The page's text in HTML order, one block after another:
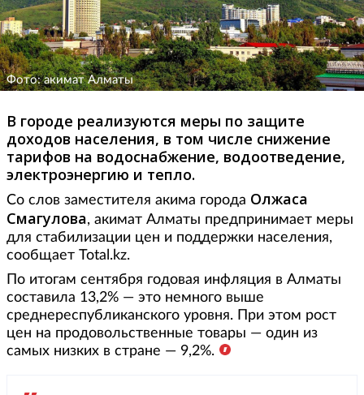
Фото: акимат Алматы
В городе реализуются меры по защите
доходов населения, в том числе снижение
тарифов на водоснабжение, водоотведение,
электроэнергию и тепло.
Со слов заместителя акима города Олжаса
Смагулова, акимат Алматы предпринимает меры
для стабилизации цен и поддержки населения,
сообщает Total.kz.
По итогам сентября годовая инфляция в Алматы
составила 13,2% — это немного выше
среднереспубликанского уровня. При этом рост
цен на продовольственные товары — один из
самых низких в стране — 9,2%.